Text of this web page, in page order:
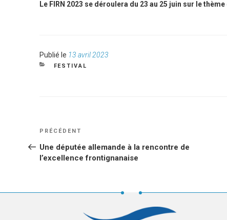
Le FIRN 2023 se déroulera du 23 au 25 juin sur le thème
Publié le Publié
le
13 avril 2023
CATÉGORIES
FESTIVAL
NAVIGATION
DE
L’ARTICLE
Article
PRÉCÉDENT
Une députée allemande à la rencontre de
l’excellence frontignanaise